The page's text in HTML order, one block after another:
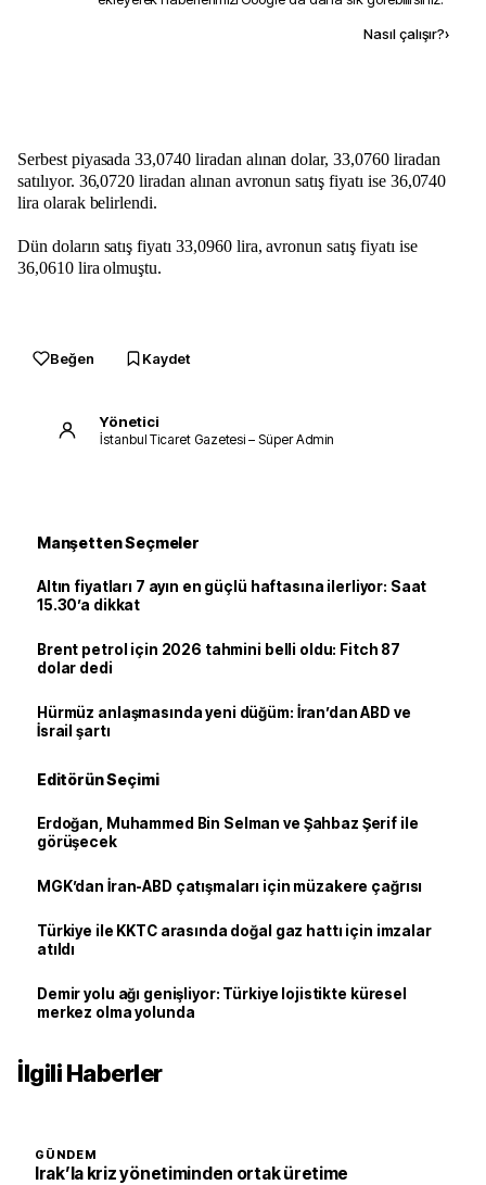
Nasıl çalışır?›
Serbest piyasada 33,0740 liradan alınan dolar, 33,0760 liradan
satılıyor. 36,0720 liradan alınan avronun satış fiyatı ise 36,0740
lira olarak belirlendi.
Dün doların satış fiyatı 33,0960 lira, avronun satış fiyatı ise
36,0610 lira olmuştu.
Beğen Kaydet
Yönetici
İstanbul Ticaret Gazetesi – Süper Admin
Manşetten Seçmeler
Altın fiyatları 7 ayın en güçlü haftasına ilerliyor: Saat
15.30’a dikkat
Brent petrol için 2026 tahmini belli oldu: Fitch 87
dolar dedi
Hürmüz anlaşmasında yeni düğüm: İran’dan ABD ve
İsrail şartı
Editörün Seçimi
Erdoğan, Muhammed Bin Selman ve Şahbaz Şerif ile
görüşecek
MGK’dan İran-ABD çatışmaları için müzakere çağrısı
Türkiye ile KKTC arasında doğal gaz hattı için imzalar
atıldı
Demir yolu ağı genişliyor: Türkiye lojistikte küresel
merkez olma yolunda
İlgili Haberler
GÜNDEM
Irak’la kriz yönetiminden ortak üretime